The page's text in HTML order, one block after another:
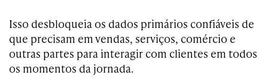
Isso desbloqueia os dados primários confiáveis de
que precisam em vendas, serviços, comércio e
outras partes para interagir com clientes em todos
os momentos da jornada.